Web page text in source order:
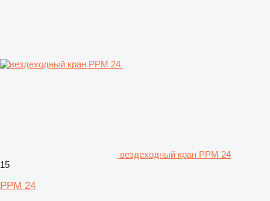
вездеходный кран PPM 24
15
PPM 24